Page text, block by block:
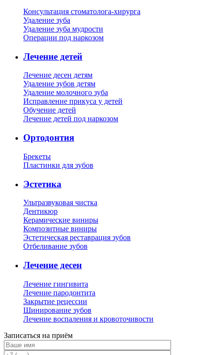
Консультация стоматолога-хирурга
Удаление зуба
Удаление зуба мудрости
Операции под наркозом
Лечение детей
Лечение десен детям
Удаление зубов детям
Удаление молочного зуба
Исправление прикуса у детей
Обучение детей
Лечение детей под наркозом
Ортодонтия
Брекеты
Пластинки для зубов
Эстетика
Ультразвуковая чистка
Дентикюр
Керамические виниры
Композитные виниры
Эстетическая реставрация зубов
Отбеливание зубов
Лечение десен
Лечение гингивита
Лечение пародонтита
Закрытие рецессии
Шинирование зубов
Лечение воспаления и кровоточивости
Записаться на приём